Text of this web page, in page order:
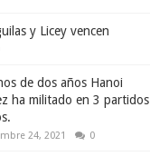
y Licey vencen
de dos años Hanoi
ha militado en 3 partidos
24, 2021 0